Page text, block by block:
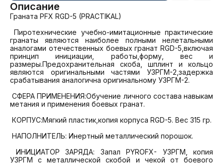
Описание
Граната PFX RGD-5 (PRACTIKAL)
Пиротехнические учебно-имитационные практические
гранаты являются наиболее полными нелетальными
аналогами отечественных боевых гранат RGD-5,включая
принцип инициации, работы,форму, вес и
размеры.Предохранительная скоба, шплинт и кольцо
являются оригинальными частями УЗРГМ-2,задержка
срабатывания аналогична оригинальному УЗРГМ-2.
СФЕРА ПРИМЕНЕНИЯ:Обучение личного состава навыкам
метания и применения боевых гранат.
УЗРГМ с металлической скобой и чекой от боевого